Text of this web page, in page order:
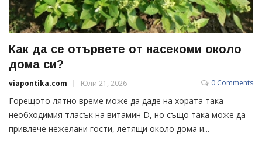
Как да се отървете от насекоми около
дома си?
viapontika.com Юли 21, 2026 0 Comments
Горещото лятно време може да даде на хората така
необходимия тласък на витамин D, но също така може да
привлече нежелани гости, летящи около дома и...